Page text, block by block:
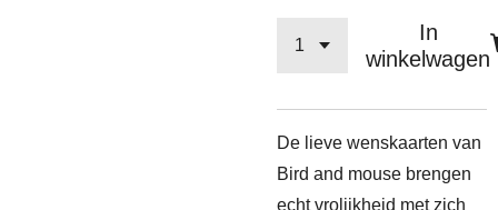
In
winkelwagen
De lieve wenskaarten van
Bird and mouse brengen
echt vrolijkheid met zich